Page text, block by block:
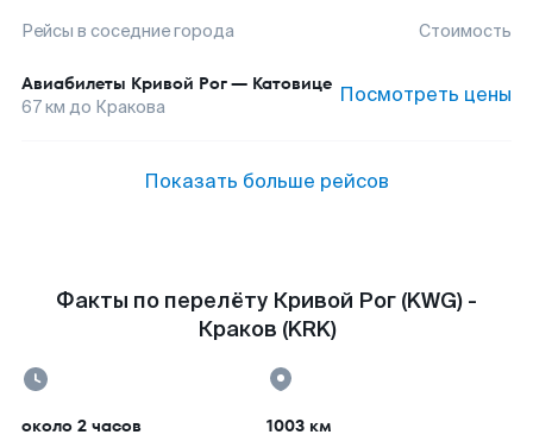
Рейсы в соседние города Стоимость
Авиабилеты Кривой Рог— Катовице
67км до Кракова Посмотреть цены
Показать больше рейсов
Факты по перелёту Кривой Рог (KWG) -
Краков (KRK)
около 2 часов 1003 км